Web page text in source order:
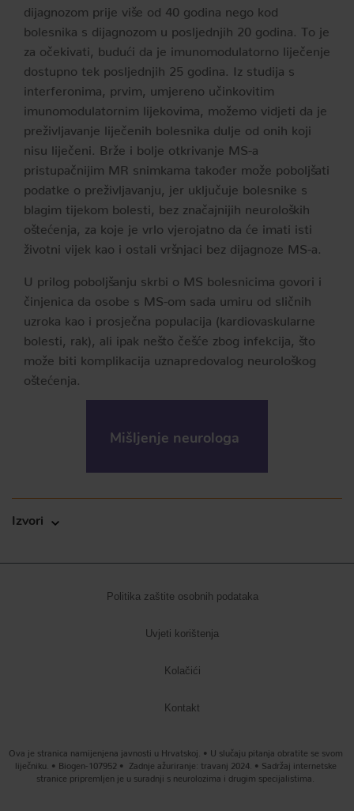
dijagnozom prije više od 40 godina nego kod
bolesnika s dijagnozom u posljednjih 20 godina. To je
za očekivati, budući da je imunomodulatorno liječenje
dostupno tek posljednjih 25 godina. Iz studija s
interferonima, prvim, umjereno učinkovitim
imunomodulatornim lijekovima, možemo vidjeti da je
preživljavanje liječenih bolesnika dulje od onih koji
nisu liječeni. Brže i bolje otkrivanje MS-a
pristupačnijim MR snimkama također može poboljšati
podatke o preživljavanju, jer uključuje bolesnike s
blagim tijekom bolesti, bez značajnijih neuroloških
oštećenja, za koje je vrlo vjerojatno da će imati isti
životni vijek kao i ostali vršnjaci bez dijagnoze MS-a.
U prilog poboljšanju skrbi o MS bolesnicima govori i
činjenica da osobe s MS-om sada umiru od sličnih
uzroka kao i prosječna populacija (kardiovaskularne
bolesti, rak), ali ipak nešto češće zbog infekcija, što
može biti komplikacija uznapredovalog neurološkog
oštećenja.
Mišljenje neurologa
Izvori
Politika zaštite osobnih podataka
Uvjeti korištenja
Kolačići
Kontakt
Ova je stranica namijenjena javnosti u Hrvatskoj. • U slučaju pitanja obratite se svom
liječniku. • Biogen-107952 • Zadnje ažuriranje: travanj 2024. • Sadržaj internetske
stranice pripremljen je u suradnji s neurolozima i drugim specijalistima.